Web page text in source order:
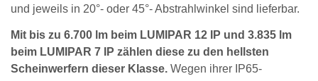
und jeweils in 20°- oder 45°- Abstrahlwinkel sind lieferbar.
Mit bis zu 6.700 lm beim LUMIPAR 12 IP und 3.835 lm
beim LUMIPAR 7 IP zählen diese zu den hellsten
Scheinwerfern dieser Klasse. Wegen ihrer IP65-